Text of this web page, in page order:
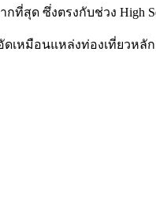
สุด ซึ่งตรงกับช่วง High
ดเหมือนแหล่งท่องเที่ยวหลั